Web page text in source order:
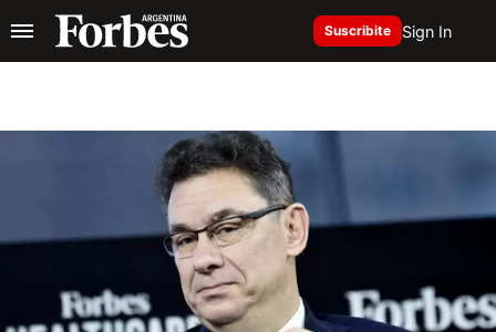
Suscribite Sign In